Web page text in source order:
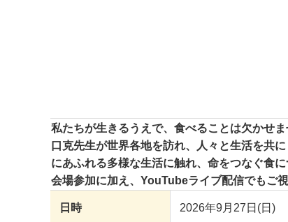
私たちが生きるうえで、食べることは欠かせ
口克先生が世界各地を訪れ、人々と生活を共
にあふれる多様な生活に触れ、命をつなぐ食
会場参加に加え、YouTubeライブ配信でもご
日時 2026年9月27日(日)